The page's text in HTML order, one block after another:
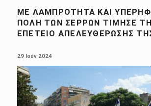
ΜΕ ΛΑΜΠΡΌΤΗΤΑ ΚΑΙ
ΠΌΛΗ ΤΩΝ ΣΕΡΡΏΝ ΤΊΜΗΣΕ
ΕΠΈΤΕΙΟ ΑΠΕΛΕΥΘΈΡΩΣΗΣ
29 Ιούν 2024